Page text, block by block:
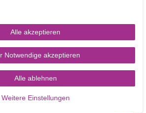
cm
Alle akzeptieren
Notwendige akzeptieren
Alle ablehnen
Weitere Einstellungen